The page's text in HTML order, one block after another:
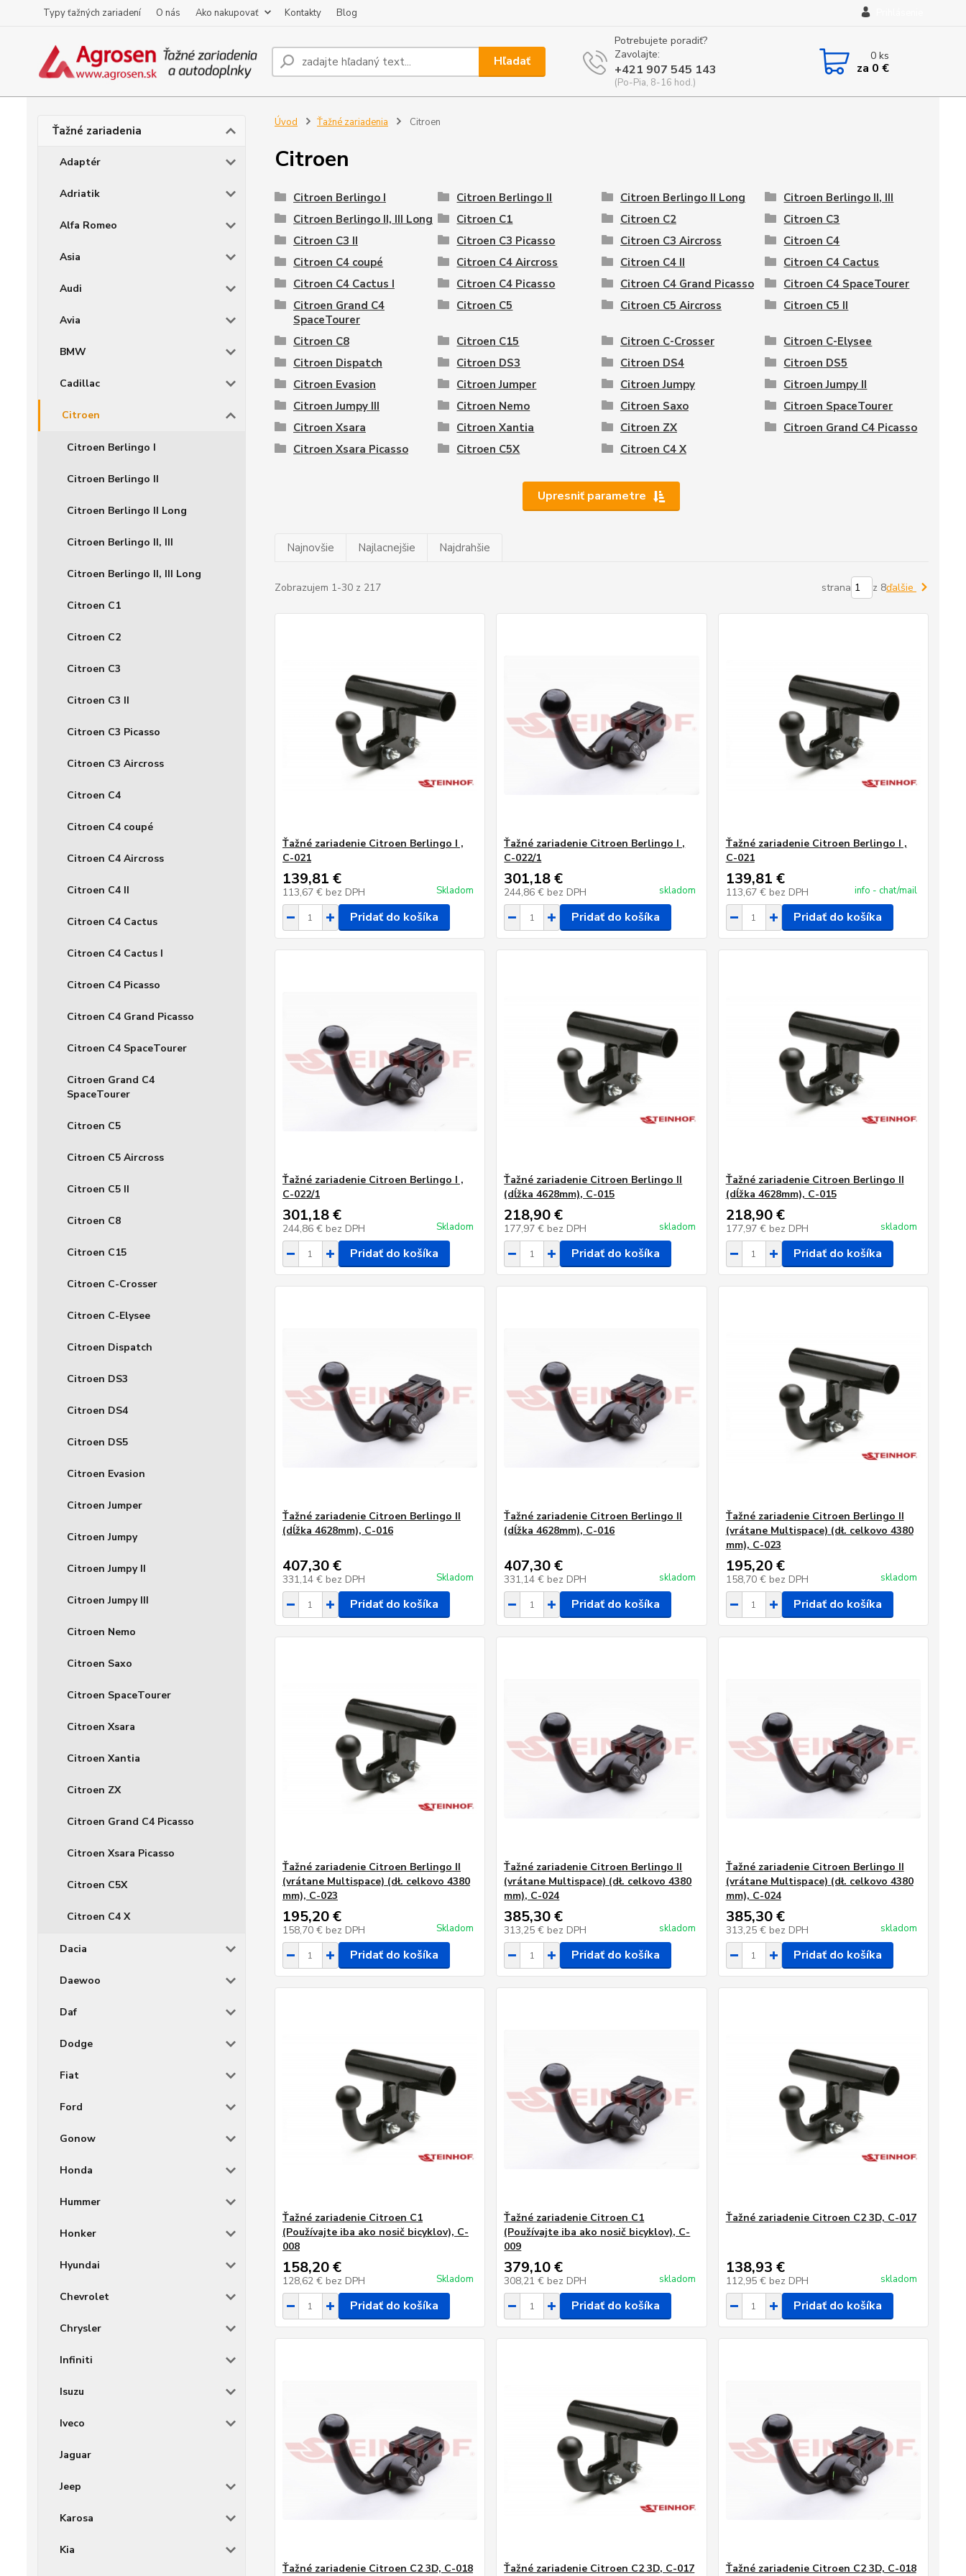
Typy ťažných zariadení O nás Ako nakupovať Kontakty Blog
Hľadať
Potrebujete poradiť?
Zavolajte:
+421 907 545 143
(Po-Pia, 8-16 hod.)
0ks
za 0 €
Ťažné zariadenia
Adaptér
Adriatik
Alfa Romeo
Asia
Audi
Avia
BMW
Cadillac
Citroen
Citroen Berlingo I
Citroen Berlingo II
Citroen Berlingo II Long
Citroen Berlingo II, III
Citroen Berlingo II, III Long
Citroen C1
Citroen C2
Citroen C3
Citroen C3 II
Citroen C3 Picasso
Citroen C3 Aircross
Citroen C4
Citroen C4 coupé
Citroen C4 Aircross
Citroen C4 II
Citroen C4 Cactus
Citroen C4 Cactus I
Citroen C4 Picasso
Citroen C4 Grand Picasso
Citroen C4 SpaceTourer
Citroen Grand C4
SpaceTourer
Citroen C5
Citroen C5 Aircross
Citroen C5 II
Citroen C8
Citroen C15
Citroen C-Crosser
Citroen C-Elysee
Citroen Dispatch
Citroen DS3
Citroen DS4
Citroen DS5
Citroen Evasion
Citroen Jumper
Citroen Jumpy
Citroen Jumpy II
Citroen Jumpy III
Citroen Nemo
Citroen Saxo
Citroen SpaceTourer
Citroen Xsara
Citroen Xantia
Citroen ZX
Citroen Grand C4 Picasso
Citroen Xsara Picasso
Citroen C5X
Citroen C4 X
Dacia
Daewoo
Daf
Dodge
Fiat
Ford
Gonow
Honda
Hummer
Honker
Hyundai
Chevrolet
Chrysler
Infiniti
Isuzu
Iveco
Jaguar
Jeep
Karosa
Kia
Úvod Ťažné zariadenia Citroen
Citroen
Citroen Berlingo I Citroen Berlingo II Citroen Berlingo II Long
Citroen Berlingo II, III
Citroen Berlingo II, III Long
Citroen C1 Citroen C2
Citroen C3
Citroen C3 II
Citroen C3 Picasso Citroen C3 Aircross
Citroen C4
Citroen C4 coupé
Citroen C4 Aircross Citroen C4 II
Citroen C4 Cactus
Citroen C4 Cactus I
Citroen C4 Picasso Citroen C4 Grand Picasso
Citroen C4 SpaceTourer
Citroen Grand C4
SpaceTourer
Citroen C5 Citroen C5 Aircross Citroen C5 II
Citroen C8 Citroen C15 Citroen C-Crosser
Citroen C-Elysee
Citroen Dispatch
Citroen DS3 Citroen DS4
Citroen DS5
Citroen Evasion
Citroen Jumper Citroen Jumpy
Citroen Jumpy II
Citroen Jumpy III
Citroen Nemo Citroen Saxo
Citroen SpaceTourer
Citroen Xsara
Citroen Xantia Citroen ZX
Citroen Grand C4 Picasso
Citroen Xsara Picasso
Citroen C5X Citroen C4 X
Upresniť parametre
Najnovšie Najlacnejšie Najdrahšie
Zobrazujem 1-30 z 217 strana z 8ďalšie
Ťažné zariadenie Citroen Berlingo I ,
C-021
139,81 €
113,67 € bez DPH Skladom
Pridať do košíka
Ťažné zariadenie Citroen Berlingo I ,
C-022/1
301,18 €
244,86 € bez DPH skladom
Pridať do košíka
Ťažné zariadenie Citroen Berlingo I ,
C-021
139,81 €
113,67 € bez DPH info - chat/mail
Pridať do košíka
Ťažné zariadenie Citroen Berlingo I ,
C-022/1
301,18 €
244,86 € bez DPH Skladom
Pridať do košíka
Ťažné zariadenie Citroen Berlingo II
(dĺžka 4628mm), C-015
218,90 €
177,97 € bez DPH skladom
Pridať do košíka
Ťažné zariadenie Citroen Berlingo II
(dĺžka 4628mm), C-015
218,90 €
177,97 € bez DPH skladom
Pridať do košíka
Ťažné zariadenie Citroen Berlingo II
(dĺžka 4628mm), C-016
407,30 €
331,14 € bez DPH Skladom
Pridať do košíka
Ťažné zariadenie Citroen Berlingo II
(dĺžka 4628mm), C-016
407,30 €
331,14 € bez DPH skladom
Pridať do košíka
Ťažné zariadenie Citroen Berlingo II
(vrátane Multispace) (dł. celkovo 4380
mm), C-023
195,20 €
158,70 € bez DPH skladom
Pridať do košíka
Ťažné zariadenie Citroen Berlingo II
(vrátane Multispace) (dł. celkovo 4380
mm), C-023
195,20 €
158,70 € bez DPH Skladom
Pridať do košíka
Ťažné zariadenie Citroen Berlingo II
(vrátane Multispace) (dł. celkovo 4380
mm), C-024
385,30 €
313,25 € bez DPH skladom
Pridať do košíka
Ťažné zariadenie Citroen Berlingo II
(vrátane Multispace) (dł. celkovo 4380
mm), C-024
385,30 €
313,25 € bez DPH skladom
Pridať do košíka
Ťažné zariadenie Citroen C1
(Používajte iba ako nosič bicyklov), C-
008
158,20 €
128,62 € bez DPH Skladom
Pridať do košíka
Ťažné zariadenie Citroen C1
(Používajte iba ako nosič bicyklov), C-
009
379,10 €
308,21 € bez DPH skladom
Pridať do košíka
Ťažné zariadenie Citroen C2 3D, C-017
138,93 €
112,95 € bez DPH skladom
Pridať do košíka
Ťažné zariadenie Citroen C2 3D, C-018 Ťažné zariadenie Citroen C2 3D, C-017 Ťažné zariadenie Citroen C2 3D, C-018